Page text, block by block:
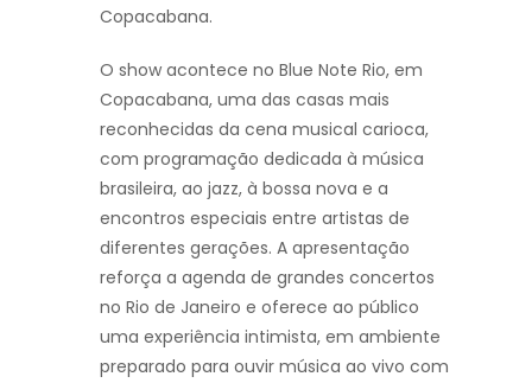
Copacabana.
O show acontece no Blue Note Rio, em
Copacabana, uma das casas mais
reconhecidas da cena musical carioca,
com programação dedicada à música
brasileira, ao jazz, à bossa nova e a
encontros especiais entre artistas de
diferentes gerações. A apresentação
reforça a agenda de grandes concertos
no Rio de Janeiro e oferece ao público
uma experiência intimista, em ambiente
preparado para ouvir música ao vivo com